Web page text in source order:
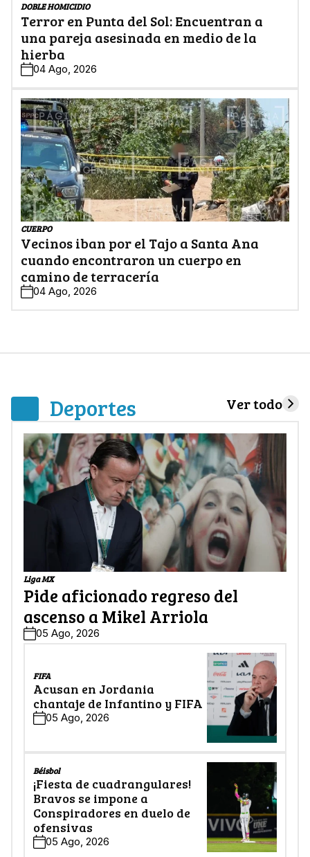
DOBLE HOMICIDIO
Terror en Punta del Sol: Encuentran a
una pareja asesinada en medio de la
hierba
04 Ago, 2026
CUERPO
Vecinos iban por el Tajo a Santa Ana
cuando encontraron un cuerpo en
camino de terracería
04 Ago, 2026
Deportes Ver todo
Liga MX
Pide aficionado regreso del
ascenso a Mikel Arriola
05 Ago, 2026
FIFA
Acusan en Jordania
chantaje de Infantino y FIFA
05 Ago, 2026
Béisbol
¡Fiesta de cuadrangulares!
Bravos se impone a
Conspiradores en duelo de
ofensivas
05 Ago, 2026